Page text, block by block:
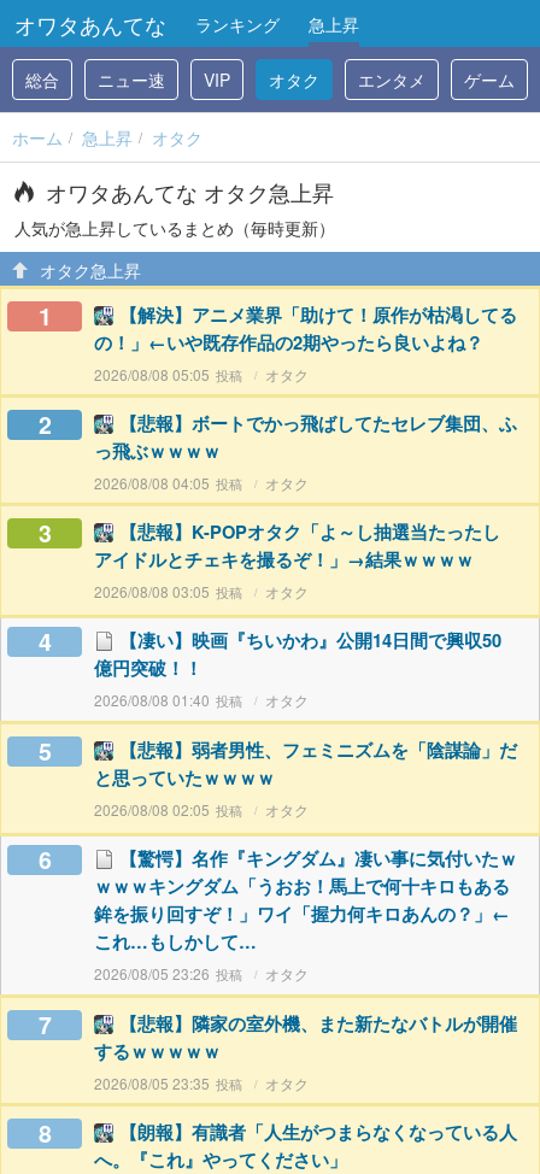
オワタあんてな ランキング 急上昇
総合 ニュー速 VIP オタク エンタメ ゲーム
ホーム 急上昇 オタク
オワタあんてな オタク急上昇
人気が急上昇しているまとめ（毎時更新）
オタク急上昇
1
【解決】アニメ業界「助けて！原作が枯渇してる
の！」←いや既存作品の2期やったら良いよね？
2026/08/08 05:05 オタク
2
【悲報】ボートでかっ飛ばしてたセレブ集団、ふ
っ飛ぶｗｗｗｗ
2026/08/08 04:05 オタク
3
【悲報】K-POPオタク「よ～し抽選当たったし
アイドルとチェキを撮るぞ！」→結果ｗｗｗｗ
2026/08/08 03:05 オタク
4
【凄い】映画『ちいかわ』公開14日間で興収50
億円突破！！
2026/08/08 01:40 オタク
5
【悲報】弱者男性、フェミニズムを「陰謀論」だ
と思っていたｗｗｗｗ
2026/08/08 02:05 オタク
6
【驚愕】名作『キングダム』凄い事に気付いたｗ
ｗｗｗキングダム「うおお！馬上で何十キロもある
鉾を振り回すぞ！」ワイ「握力何キロあんの？」←
これ…もしかして…
2026/08/05 23:26 オタク
7
【悲報】隣家の室外機、また新たなバトルが開催
するｗｗｗｗｗ
2026/08/05 23:35 オタク
8
【朗報】有識者「人生がつまらなくなっている人
へ。『これ』やってください」